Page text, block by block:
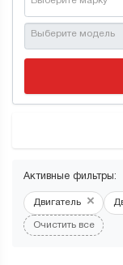
Выберите модель
Активные фильтры:
Двигатель ×
Очистить все